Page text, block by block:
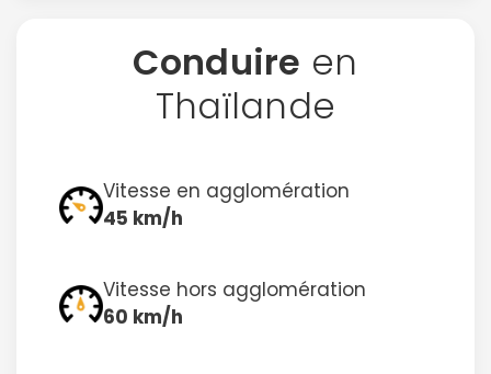
Conduire en
Thaïlande
Vitesse en agglomération
45 km/h
Vitesse hors agglomération
60 km/h